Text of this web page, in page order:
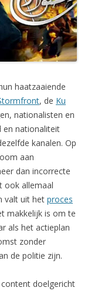
haatzaaiende
, de Ku
nationalisten en
en nationaliteit
kanalen. Op
aan
dan incorrecte
ook allemaal
valt uit het proces
makkelijk is om te
als het actieplan
zonder
de politie zijn.
doelgericht